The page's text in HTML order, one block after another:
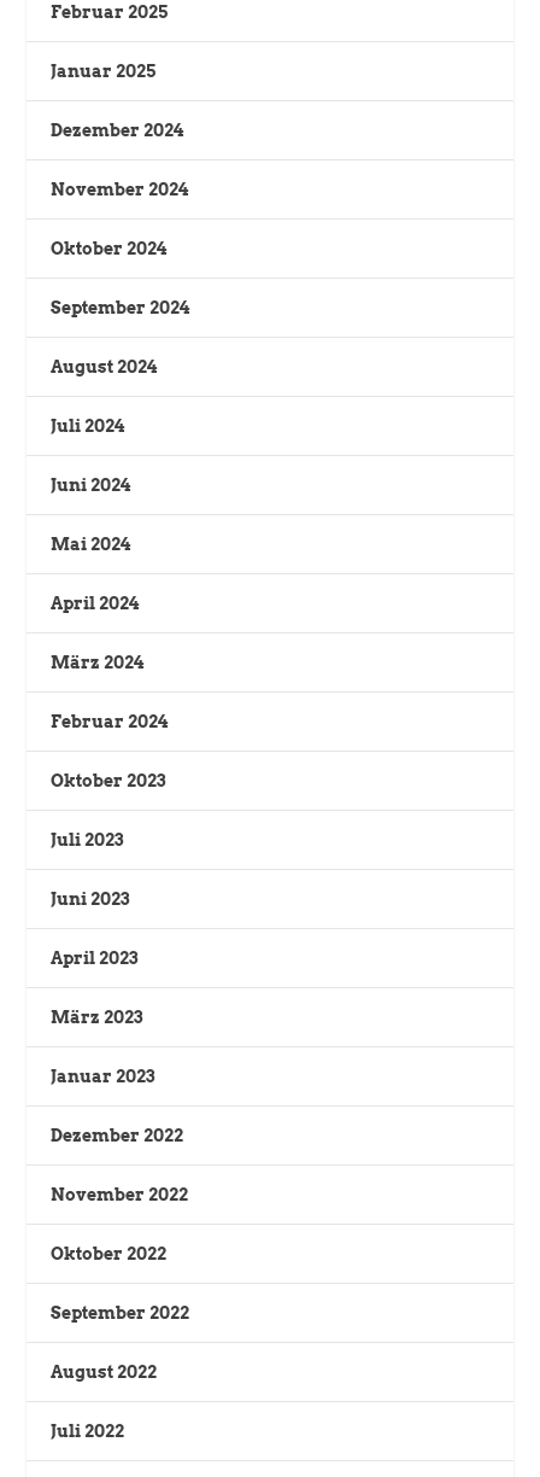
Februar 2025
Januar 2025
Dezember 2024
November 2024
Oktober 2024
September 2024
August 2024
Juli 2024
Juni 2024
Mai 2024
April 2024
März 2024
Februar 2024
Oktober 2023
Juli 2023
Juni 2023
April 2023
März 2023
Januar 2023
Dezember 2022
November 2022
Oktober 2022
September 2022
August 2022
Juli 2022